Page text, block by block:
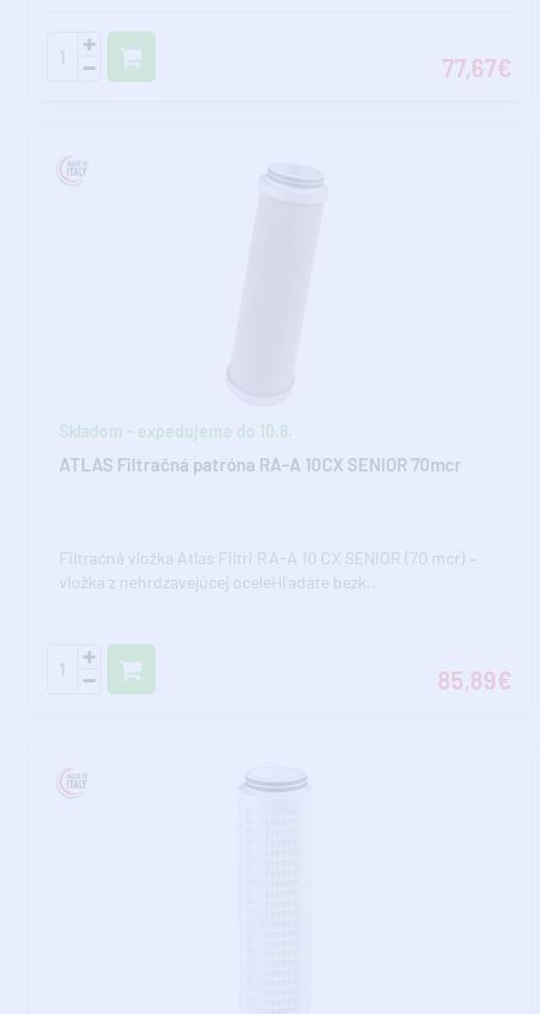
77,67€
Skladom - expedujeme do 10.8.
ATLAS Filtračná patróna RA-A 10CX SENIOR 70mcr
Filtračná vložka Atlas Filtri RA-A 10 CX SENIOR (70 mcr) –
vložka z nehrdzavejúcej oceleHľadáte bezk..
85,89€